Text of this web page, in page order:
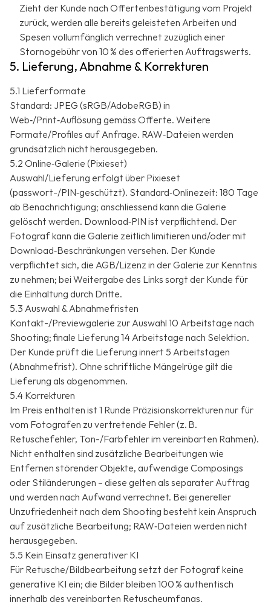
Zieht der Kunde nach Offertenbestätigung vom Projekt
zurück, werden alle bereits geleisteten Arbeiten und
Spesen vollumfänglich verrechnet zuzüglich einer
Stornogebühr von 10 % des offerierten Auftragswerts.
5. Lieferung, Abnahme & Korrekturen
5.1 Lieferformate
Standard: JPEG (sRGB/AdobeRGB) in
Web‑/Print‑Auflösung gemäss Offerte. Weitere
Formate/Profiles auf Anfrage. RAW‑Dateien werden
grundsätzlich nicht herausgegeben.
5.2 Online‑Galerie (Pixieset)
Auswahl/Lieferung erfolgt über Pixieset
(passwort-/PIN‑geschützt). Standard‑Onlinezeit: 180 Tage
ab Benachrichtigung; anschliessend kann die Galerie
gelöscht werden. Download‑PIN ist verpflichtend. Der
Fotograf kann die Galerie zeitlich limitieren und/oder mit
Download‑Beschränkungen versehen. Der Kunde
verpflichtet sich, die AGB/Lizenz in der Galerie zur Kenntnis
zu nehmen; bei Weitergabe des Links sorgt der Kunde für
die Einhaltung durch Dritte.
5.3 Auswahl & Abnahmefristen
Kontakt-/Previewgalerie zur Auswahl 10 Arbeitstage nach
Shooting; finale Lieferung 14 Arbeitstage nach Selektion.
Der Kunde prüft die Lieferung innert 5 Arbeitstagen
(Abnahmefrist). Ohne schriftliche Mängelrüge gilt die
Lieferung als abgenommen.
5.4 Korrekturen
Im Preis enthalten ist 1 Runde Präzisionskorrekturen nur für
vom Fotografen zu vertretende Fehler (z. B.
Retuschefehler, Ton-/Farbfehler im vereinbarten Rahmen).
Nicht enthalten sind zusätzliche Bearbeitungen wie
Entfernen störender Objekte, aufwendige Composings
oder Stiländerungen – diese gelten als separater Auftrag
und werden nach Aufwand verrechnet. Bei genereller
Unzufriedenheit nach dem Shooting besteht kein Anspruch
auf zusätzliche Bearbeitung; RAW‑Dateien werden nicht
herausgegeben.
5.5 Kein Einsatz generativer KI
Für Retusche/Bildbearbeitung setzt der Fotograf keine
generative KI ein; die Bilder bleiben 100 % authentisch
innerhalb des vereinbarten Retuscheumfangs.